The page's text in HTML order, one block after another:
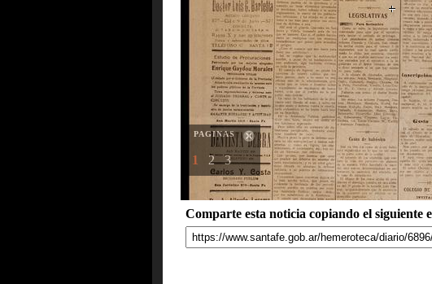
PAGINAS
1 2 3
Comparte esta noticia copiando el siguiente